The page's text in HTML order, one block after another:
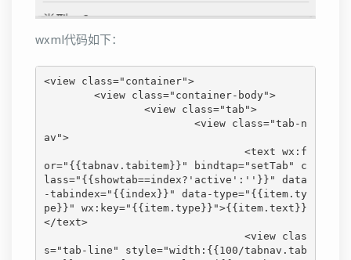
wxml代码如下：
<view class="container">
av">
or="{{tabnav.tabitem}}" bindtap="setTab" c
lass="{{showtab==index?'active':''}}" data
-tabindex="{{index}}" data-type="{{item.ty
pe}}" wx:key="{{item.type}}">{{item.text}}
</text>
s="tab-line" style="width:{{100/tabnav.tab